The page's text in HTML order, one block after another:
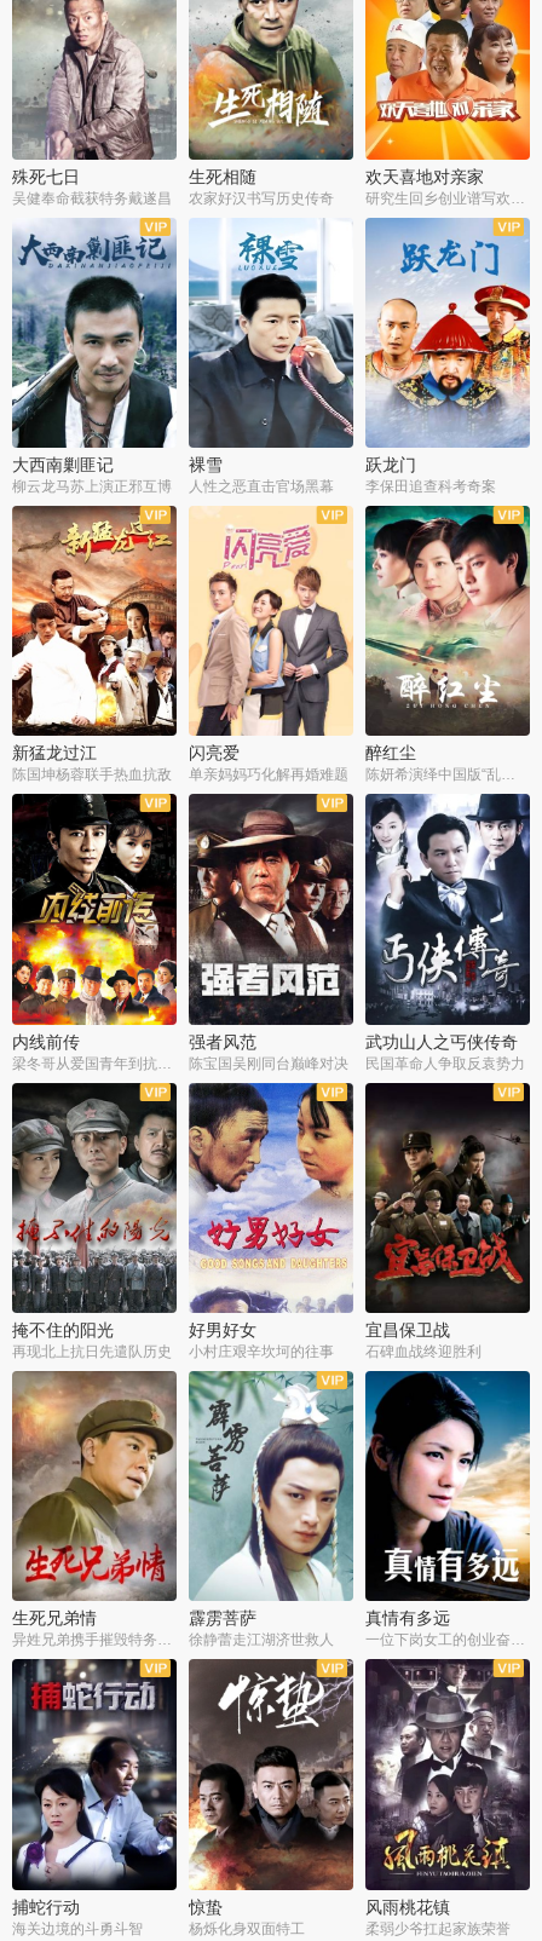
殊死七日
吴健奉命截获特务戴遂昌
生死相随
农家好汉书写历史传奇
欢天喜地对亲家
大西南剿匪记
柳云龙马苏上演正邪互博
全21集
裸雪
人性之恶直击官场黑幕
全30集
跃龙门
李保田追查科考奇案
全36集
新猛龙过江
陈国坤杨蓉联手热血抗敌
全37集
闪亮爱
单亲妈妈巧化解再婚难题
全30集
醉红尘
陈妍希演绎中国版“乱世佳人”
全30集
内线前传
全30集
强者风范
陈宝国吴刚同台巅峰对决
全30集
武功山人之丐侠传奇
民国革命人争取反袁势力
全38集
掩不住的阳光
再现北上抗日先遣队历史
全9集
好男好女
小村庄艰辛坎坷的往事
全35集
宜昌保卫战
石碑血战终迎胜利
全37集
生死兄弟情
异姓兄弟携手摧毁特务阴谋
全40集
霹雳菩萨
徐静蕾走江湖济世救人
全25集
真情有多远
一位下岗女工的创业奋斗史
全22集
捕蛇行动
海关边境的斗勇斗智
全39集
惊蛰
杨烁化身双面特工
全36集
风雨桃花镇
柔弱少爷扛起家族荣誉